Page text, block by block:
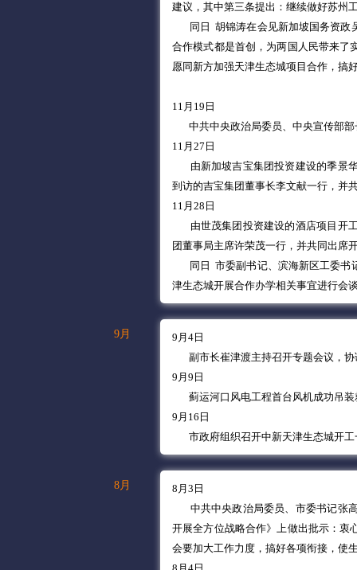
建议，其中第三条提出：继续做好苏州
同日 胡锦涛在会见新加坡国务资政
合作模式都是首创，为两国人民带来了
愿同新方加强天津生态城项目合作，搞
11月19日
中共中央政治局委员、中央宣传部
11月27日
由新加坡吉宝集团投资建设的季景
到访的吉宝集团董事长李文献一行，并
11月28日
由世茂集团投资建设的酒店项目开
团董事局主席许荣茂一行，并共同出席
同日 市委副书记、滨海新区工委书
津生态城开展合作办学相关事宜进行会
9月
9月4日
副市长崔津渡主持召开专题会议，协
9月9日
蓟运河口风电工程首台风机成功吊装
9月16日
市政府组织召开中新天津生态城开
8月
8月3日
中共中央政治局委员、市委书记张高
开展全方位战略合作》上做出批示：衷
会要加大工作力度，搞好各项衔接，使